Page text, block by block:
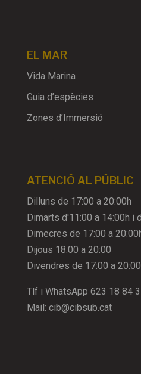
EL MAR
Vida Marina
Guia d’espècies
Zones d’Immersió
ATENCIÓ AL PÚBLIC
Dilluns de 17:00 a 20:00h
Dimarts d'11:00 a 14:00h i
Dimecres de 17:00 a
Dijous 18:00 a 20:00
Divendres de 17:00 a
Tlf i WhatsApp 623 18 84
Mail: cib@cibsub.cat